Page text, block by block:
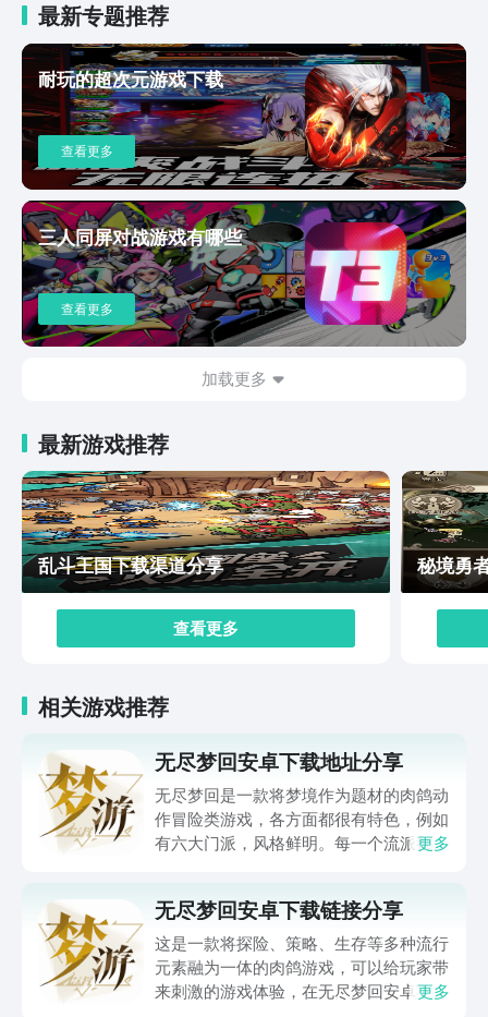
提升。游戏中为玩家们设计了５０多种法术和上百种道
具，装备和技能结合能力能发挥出更高的攻击能力，游戏
的乐趣也在这里了。当玩家的战斗能力不断提升后还能体
验游戏中难度更高的副本。游戏除了玩法多样之外，还给
玩家们限定了对战时长，游戏的每次对战时间最多不能超
过３分钟，这样的设定即保证了玩家在游戏中能有足够的
爽感，同时也不会耗费太长的时间用于战斗，产生视觉上
的疲劳。每次开启战斗时还有抽盲盒的乐趣，玩家不会知
道本次战斗场景是充满熔岩的火山场景，还是布满未知陷
阱的沼泽场景，还有可能是无限怪潮的场景。为了增加玩
家们对于游戏的新鲜感，将游戏设计为赛季制。每次新赛
季的开启，会给玩家带来全新的皮肤外观、装备道具、对
战场景等，还会新增挑战目标和奖励机制，让玩家每次在
每个赛季中都能有新奇的体验。以上就是无尽探险队安卓
版下载链接分享的内容了，安卓版相对来说能下载到更多
的游戏，在下载渠道上也会很多，但是随之而来的就是下
来体验下。
最新专题推荐
耐玩的超次元游戏下载
查看更多
三人同屏对战游戏有哪些
查看更多
加载更多
最新游戏推荐
乱斗王国下载渠道分享
查看更多
秘境勇
相关游戏推荐
无尽梦回安卓下载地址分享
无尽梦回是一款将梦境作为题材的肉鸽动
作冒险类游戏，各方面都很有特色，例如
有六大门派，风格鲜明。每一个流派都会
戏的下载地址，玩家就可以看一下接下来
的内容。
更多
无尽梦回安卓下载链接分享
这是一款将探险、策略、生存等多种流行
元素融为一体的肉鸽游戏，可以给玩家带
来刺激的游戏体验，在无尽梦回安卓下载
更多